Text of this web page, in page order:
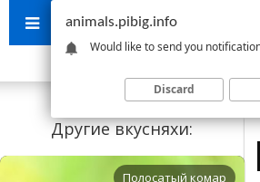
Другие вкусняхи:
Полосатый комар
animals.pibig.info
Would like to send you
Discard